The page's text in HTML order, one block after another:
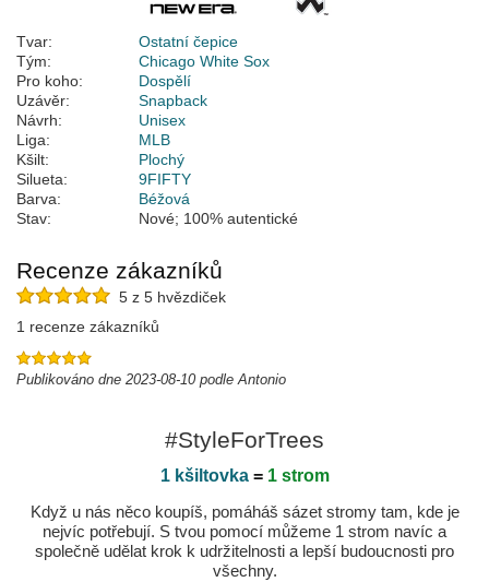
Tvar:
Ostatní čepice
Tým:
Chicago White Sox
Pro koho:
Dospělí
Uzávěr:
Snapback
Návrh:
Unisex
Liga:
MLB
Kšilt:
Plochý
Silueta:
9FIFTY
Barva:
Béžová
Stav:
Nové; 100% autentické
Recenze zákazníků
5 z 5 hvězdiček
1 recenze zákazníků
Publikováno dne 2023-08-10 podle Antonio
#StyleForTrees
1 kšiltovka= 1 strom
Když u nás něco koupíš, pomáháš sázet stromy tam, kde je
nejvíc potřebují. S tvou pomocí můžeme 1 strom navíc a
společně udělat krok k udržitelnosti a lepší budoucnosti pro
všechny.